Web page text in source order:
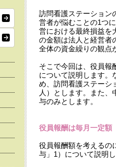
訪問看護ステーション
営者が悩むことの1つ
営における最終損益を
の金額は法人と経営者
全体の資金繰りの観点
そこで今回は、役員報
について説明します。
め、訪問看護ステーシ
人）とします。また
与のみとします。
役員報酬は毎月一定額
役員報酬額を考えるの
与」1）について説明